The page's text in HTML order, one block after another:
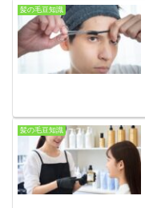
髪の毛豆知識
髪の毛豆知識